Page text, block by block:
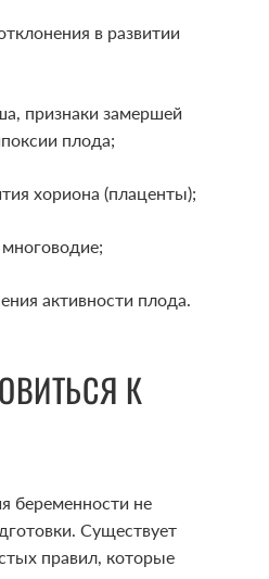
в развитии
признаки замершей
плода;
хориона (плаценты);
активности плода.
К
беременности не
Существует
правил, которые